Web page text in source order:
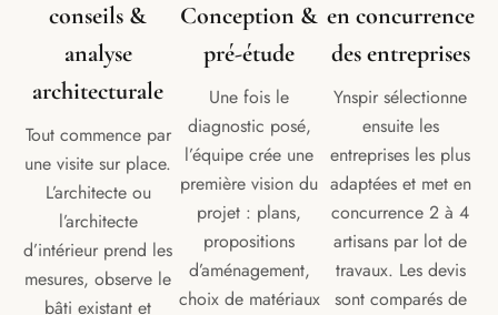
conseils &
analyse
architecturale
Tout commence par
une visite sur place.
L’architecte ou
l’architecte
d’intérieur prend les
mesures, observe le
bâti existant et
Conception &
pré-étude
Une fois le
diagnostic posé,
l’équipe crée une
première vision du
projet : plans,
propositions
d’aménagement,
choix de matériaux
en concurrence
des entreprises
Ynspir sélectionne
ensuite les
entreprises les plus
adaptées et met en
concurrence 2 à 4
artisans par lot de
travaux. Les devis
sont comparés de